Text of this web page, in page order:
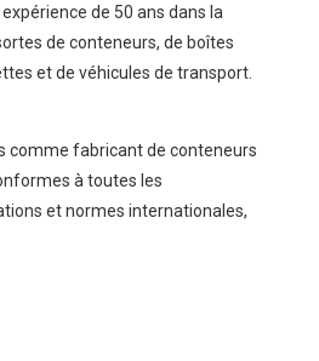
de 50 ans dans la
de conteneurs, de boîtes
et de véhicules de transport.
comme fabricant de conteneurs
à toutes les
et normes internationales,